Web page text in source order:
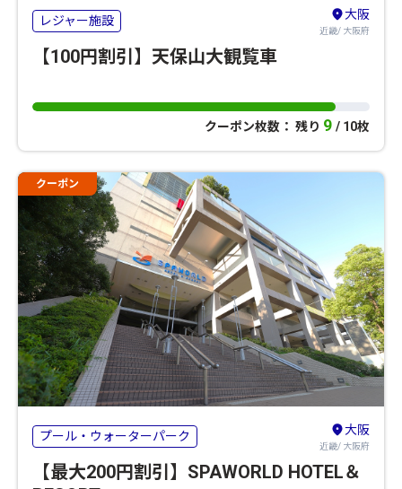
レジャー施設 大阪
近畿/ 大阪府
【100円割引】天保山大観覧車
クーポン枚数： 残り 9 / 10枚
クーポン
プール・ウォーターパーク 大阪
近畿/ 大阪府
【最大200円割引】SPAWORLD HOTEL＆